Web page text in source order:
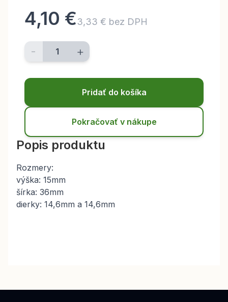
4,10 €3,33 € bez DPH
- +
Pridať do košíka
Pokračovať v nákupe
Popis produktu
Rozmery:
výška: 15mm
šírka: 36mm
dierky: 14,6mm a 14,6mm